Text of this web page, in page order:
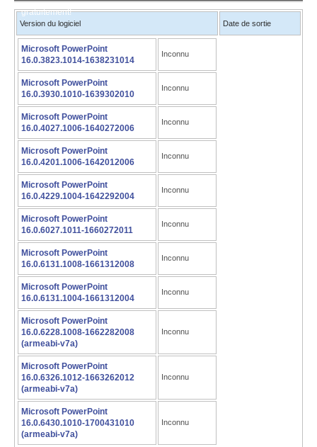
gratuitement!
Version du logiciel Date de sortie
Microsoft PowerPoint
16.0.3823.1014-1638231014
Inconnu
Microsoft PowerPoint
16.0.3930.1010-1639302010
Inconnu
Microsoft PowerPoint
16.0.4027.1006-1640272006
Inconnu
Microsoft PowerPoint
16.0.4201.1006-1642012006
Inconnu
Microsoft PowerPoint
16.0.4229.1004-1642292004
Inconnu
Microsoft PowerPoint
16.0.6027.1011-1660272011
Inconnu
Microsoft PowerPoint
16.0.6131.1008-1661312008
Inconnu
Microsoft PowerPoint
16.0.6131.1004-1661312004
Inconnu
Microsoft PowerPoint
16.0.6228.1008-1662282008
(armeabi-v7a)
Inconnu
Microsoft PowerPoint
16.0.6326.1012-1663262012
(armeabi-v7a)
Inconnu
Microsoft PowerPoint
16.0.6430.1010-1700431010
(armeabi-v7a)
Inconnu